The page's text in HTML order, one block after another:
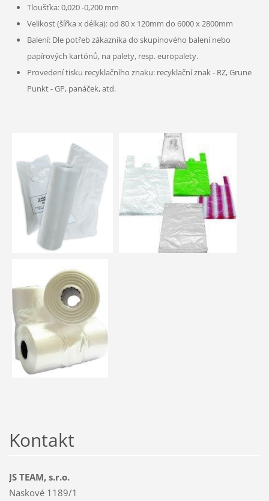
Tloušťka: 0,020 -0,200 mm
Velikost (šířka x délka): od 80 x 120mm do 6000 x 2800mm
Balení: Dle potřeb zákazníka do skupinového balení nebo
papírových kartónů, na palety, resp. europalety.
Provedení tisku recyklačního znaku: recyklační znak - RZ, Grune
Punkt - GP, panáček, atd.
Kontakt
JS TEAM, s.r.o.
Naskové 1189/1